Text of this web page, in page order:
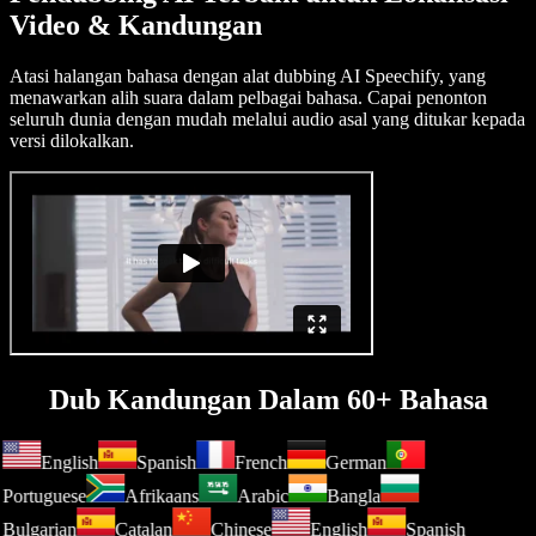
Video & Kandungan
Atasi halangan bahasa dengan alat dubbing AI Speechify, yang
menawarkan alih suara dalam pelbagai bahasa. Capai penonton
seluruh dunia dengan mudah melalui audio asal yang ditukar kepada
versi dilokalkan.
Dub Kandungan Dalam 60+ Bahasa
English Spanish French
German
Afrikaans Arabic
Bangla
Catalan Chinese English
Spanish